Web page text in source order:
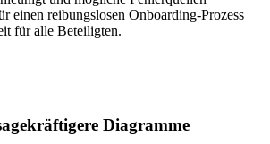
einen reibungslosen Onboarding-Prozess
für alle Beteiligten.
Diagramme